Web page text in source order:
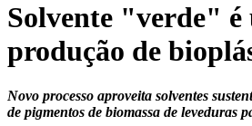
Solvente "verde" é
produção de
Novo processo aproveita solventes
de pigmentos de biomassa de leveduras